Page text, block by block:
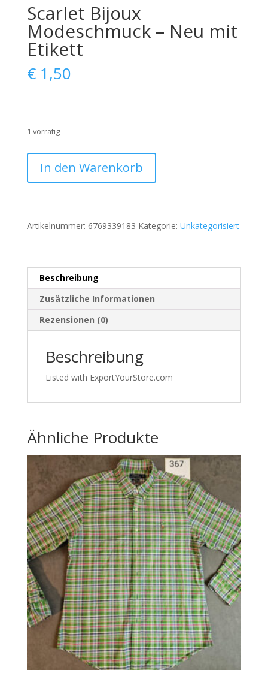
Scarlet Bijoux
Modeschmuck – Neu mit
Etikett
€1,50
1 vorrätig
Bijoux
Neu
mit
In den Warenkorb
Artikelnummer: 6769339183 Kategorie: Unkategorisiert
Beschreibung
Zusätzliche Informationen
Rezensionen (0)
Beschreibung
Listed with ExportYourStore.com
Ähnliche Produkte